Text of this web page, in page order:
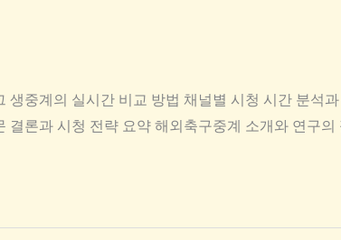
중계의 실시간 비교 방법 채널별 시청 시간 분석
론과 시청 전략 요약 해외축구중계 소개와 연구의